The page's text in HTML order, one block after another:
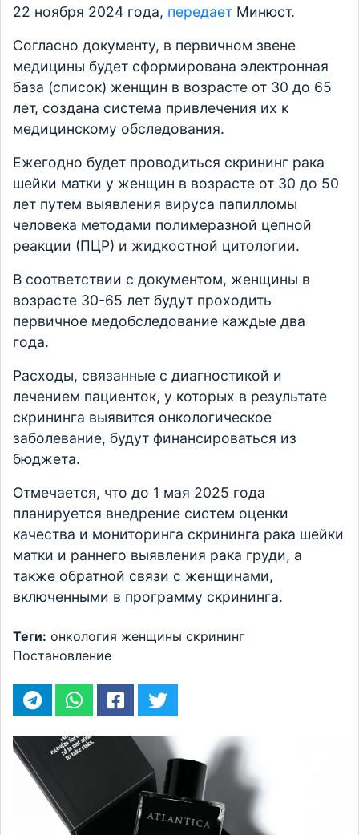
22 ноября 2024 года, передает Минюст.
Согласно документу, в первичном звене
медицины будет сформирована электронная
база (список) женщин в возрасте от 30 до 65
лет, создана система привлечения их к
медицинскому обследования.
Ежегодно будет проводиться скрининг рака
шейки матки у женщин в возрасте от 30 до 50
лет путем выявления вируса папилломы
человека методами полимеразной цепной
реакции (ПЦР) и жидкостной цитологии.
В соответствии с документом, женщины в
возрасте 30-65 лет будут проходить
первичное медобследование каждые два
года.
Расходы, связанные с диагностикой и
лечением пациенток, у которых в результате
скрининга выявится онкологическое
заболевание, будут финансироваться из
бюджета.
Отмечается, что до 1 мая 2025 года
планируется внедрение систем оценки
качества и мониторинга скрининга рака шейки
матки и раннего выявления рака груди, а
также обратной связи с женщинами,
включенными в программу скрининга.
Теги: онкология женщины скрининг
Постановление